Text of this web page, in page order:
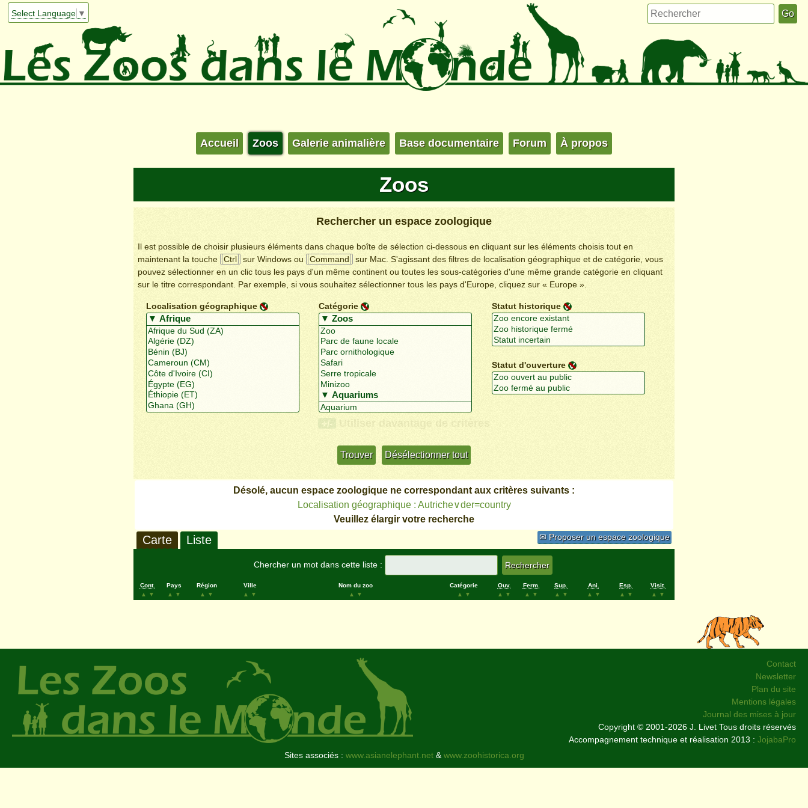
Select Language ▼
Accueil Zoos Galerie animalière Base documentaire Forum À propos
Zoos
Rechercher un espace zoologique
Il est possible de choisir plusieurs éléments dans chaque boîte de sélection ci-dessous en cliquant sur les éléments choisis tout en
maintenant la touche
Ctrl sur Windows ou Command
sur Mac. S'agissant des filtres de localisation géographique et de catégorie, vous
pouvez sélectionner en un clic tous les pays d'un même continent ou toutes les sous-catégories d'une même grande catégorie en cliquant
sur le titre correspondant. Par exemple, si vous souhaitez sélectionner tous les pays d'Europe, cliquez sur « Europe ».
Localisation géographique Catégorie Statut historique
Statut d'ouverture
+/- Utiliser davantage de critères
Désolé, aucun espace zoologique ne correspondant aux critères suivants :
Localisation géographique : Autriche∨der=country
Veuillez élargir votre recherche
✉ Proposer un espace zoologique
Carte Liste
Chercher un mot dans cette liste :
Cont.
▲
▼
Pays
▲
▼
Région
▲
▼
Ville
▲
▼
Nom du zoo
▲
▼
Catégorie
▲
▼
Ouv.
▲
▼
Ferm.
▲
▼
Sup.
▲
▼
Ani.
▲
▼
Esp.
▲
▼
Visit.
▲
▼
Contact
Newsletter
Plan du site
Mentions légales
Journal des mises à jour
Copyright © 2001-2026 J. Livet Tous droits réservés
Accompagnement technique et réalisation 2013 : JojabaPro
Sites associés : www.asianelephant.net&www.zoohistorica.org